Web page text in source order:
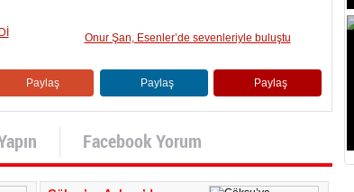
Onur Şan, Esenler’de sevenleriyle buluştu
Paylaş Paylaş Paylaş
Facebook Yorum